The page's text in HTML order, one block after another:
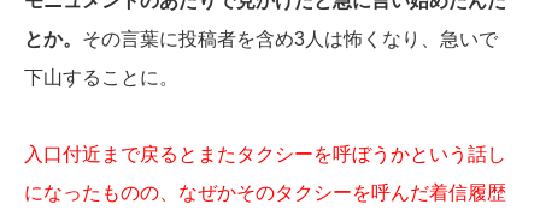
とか。 その言葉に投稿者を含め3人は怖くなり、急いで
下山することに。
入口付近まで戻るとまたタクシーを呼ぼうかという話し
になったものの、なぜかそのタクシーを呼んだ着信履歴